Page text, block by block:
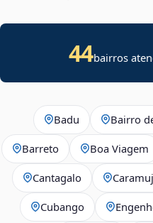
44bairros
Badu Bairro
Barreto Boa Viagem
Cantagalo
Cubango